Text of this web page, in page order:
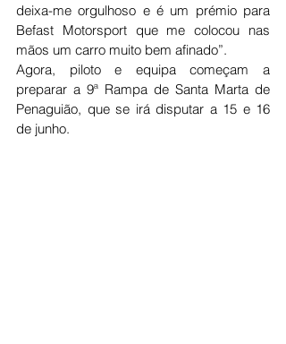
deixa-me orgulhoso e é um prémio para
Befast Motorsport que me colocou nas
mãos um carro muito bem afinado”.
Agora, piloto e equipa começam a
preparar a 9ª Rampa de Santa Marta de
Penaguião, que se irá disputar a 15 e 16
de junho.